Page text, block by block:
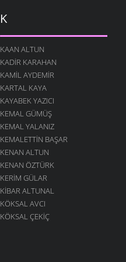
K
KAAN ALTUN
KADIR KARAHAN
KAMIL AYDEMIR
KARTAL KAYA
KAYABEK YAZICI
KEMAL GÜMÜŞ
KEMAL YALANIZ
KEMALETTIN BAŞAR
KENAN ALTUN
KENAN ÖZTÜRK
KERIM GÜLAR
KIBAR ALTUNAL
KÖKSAL AVCI
KÖKSAL ÇEKIÇ